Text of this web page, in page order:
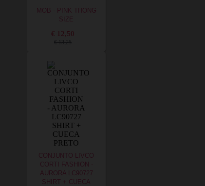
MOB - PINK THONG
SIZE
€ 12,50
€ 13,25
CONJUNTO LIVCO
CORTI FASHION -
AURORA LC90727
SHIRT + CUECA